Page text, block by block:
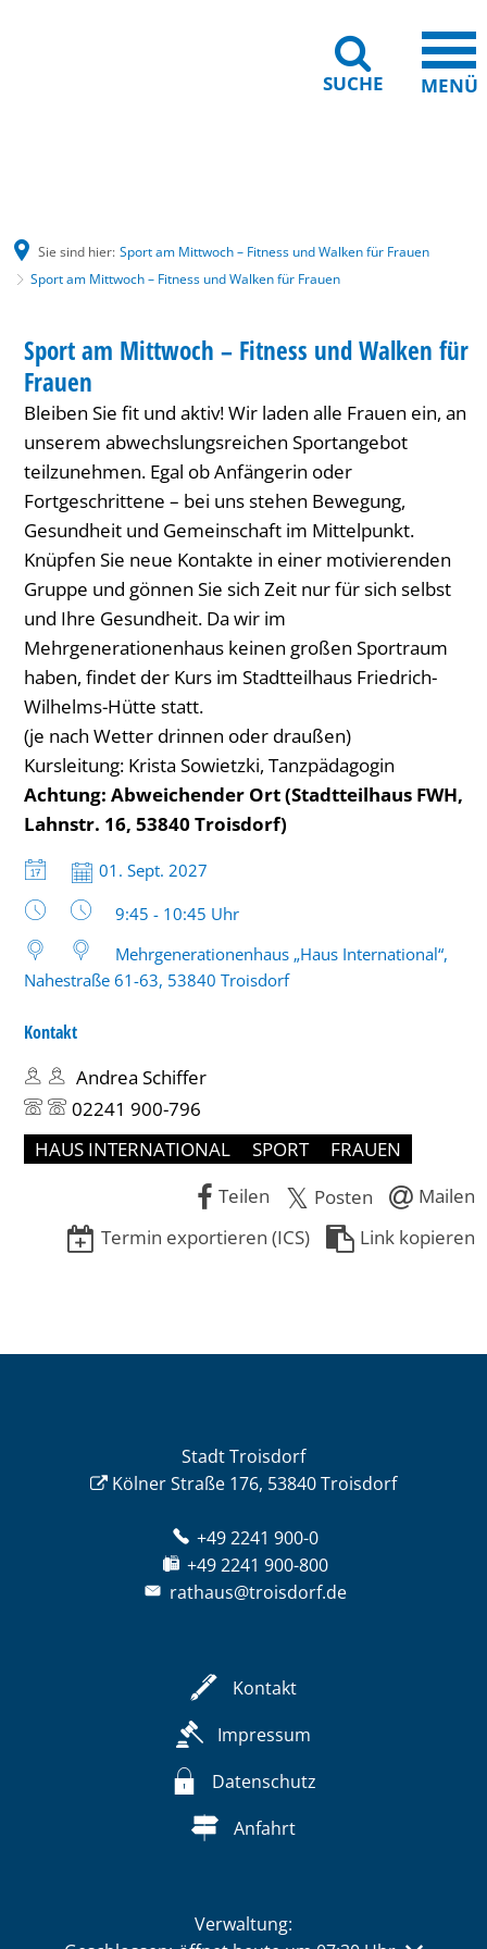
SUCHE MENÜ
Sie sind hier: Sport am Mittwoch – Fitness und Walken für Frauen
Sport am Mittwoch – Fitness und Walken für Frauen
am
Mittwoch
Fitness
und
Walken
für
Frauen
KATEGORIE: SPORT
Sport am Mittwoch – Fitness und Walken für
Frauen
Bleiben Sie fit und aktiv! Wir laden alle Frauen ein, an
unserem abwechslungsreichen Sportangebot
teilzunehmen. Egal ob Anfängerin oder
Fortgeschrittene – bei uns stehen Bewegung,
Gesundheit und Gemeinschaft im Mittelpunkt.
Knüpfen Sie neue Kontakte in einer motivierenden
Gruppe und gönnen Sie sich Zeit nur für sich selbst
und Ihre Gesundheit. Da wir im
Mehrgenerationenhaus keinen großen Sportraum
haben, findet der Kurs im Stadtteilhaus Friedrich-
Wilhelms-Hütte statt.
(je nach Wetter drinnen oder draußen)
Kursleitung: Krista Sowietzki, Tanzpädagogin
Achtung: Abweichender Ort (Stadtteilhaus FWH,
Lahnstr. 16, 53840 Troisdorf)
Datum:
01. Sept. 2027
Uhrzeit:
9:45 - 10:45 Uhr
Mehrgenerationenhaus „Haus International“,
Nahestraße 61-63, 53840 Troisdorf
Kontakt
Andrea Schiffer
02241 900-796
HAUS INTERNATIONAL
SPORT
FRAUEN
Teilen
Posten
Mailen
Termin exportieren (ICS)
Link kopieren
Stadt Troisdorf
Kölner Straße 176, 53840 Troisdorf
+49 2241 900-0
+49 2241 900-800
rathaus@troisdorf.de
Kontakt
Impressum
Datenschutz
Anfahrt
Verwaltung: